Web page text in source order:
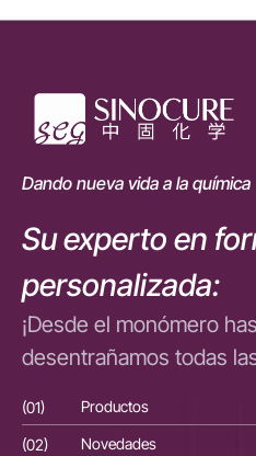
Dando nueva vida a la química
Su experto en
personalizada:
¡Desde el monómero
desentrañamos todas
(01) Productos
(02)
Novedades